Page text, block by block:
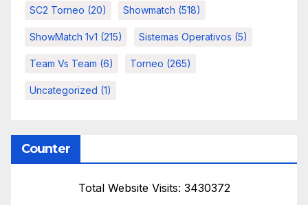
SC2 Torneo (20) Showmatch (518)
ShowMatch 1v1 (215) Sistemas Operativos (5)
Team Vs Team (6) Torneo (265)
Uncategorized (1)
Counter
Total Website Visits: 3430372